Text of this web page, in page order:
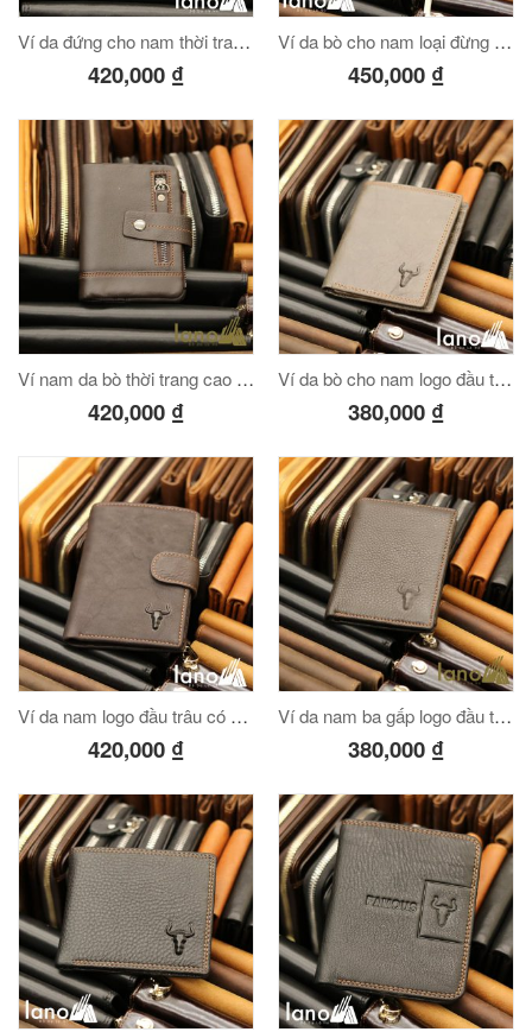
Ví da đứng cho nam thời trang độc lạ có cúc bấm VDN010
420,000 ₫
Ví da bò cho nam loại đừng có cúc bấm VDN011
450,000 ₫
Ví nam da bò thời trang cao cấp có cúc bấm VDN012
420,000 ₫
Ví da bò cho nam logo đầu trâu có khâu viền độc lạ VDN014
380,000 ₫
Ví da nam logo đầu trâu có khóa bấm dày dặn thời trang VDN015
420,000 ₫
Ví da nam ba gấp logo đầu trâu sang trọng độc lạ VDN016
380,000 ₫